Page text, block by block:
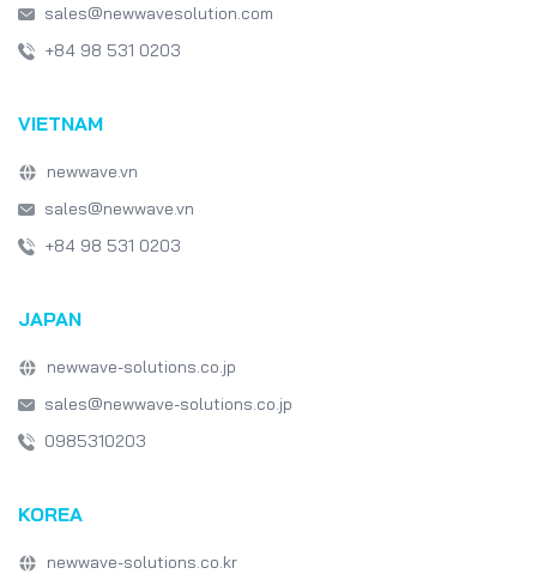
Game Development Game Design
Japan IT Week
sales@newwavesolution.com
+84 98 531 0203
VIETNAM
newwave.vn
sales@newwave.vn
+84 98 531 0203
JAPAN
newwave-solutions.co.jp
sales@newwave-solutions.co.jp
0985310203
KOREA
newwave-solutions.co.kr